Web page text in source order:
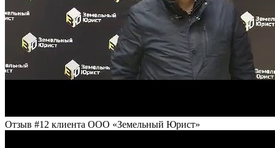
Отзыв #12 клиента ООО «Земельный Юрист»